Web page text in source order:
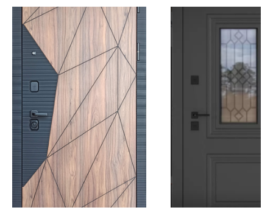
двери.23
напольные покрытия
межкомнатные двери
входные двери
фурнитура
замер
акции
наши работы
контакты
алюминиевые
перегородки